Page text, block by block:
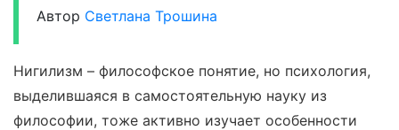
Автор Светлана Трошина
Нигилизм – философское понятие, но психология,
выделившаяся в самостоятельную науку из
философии, тоже активно изучает особенности